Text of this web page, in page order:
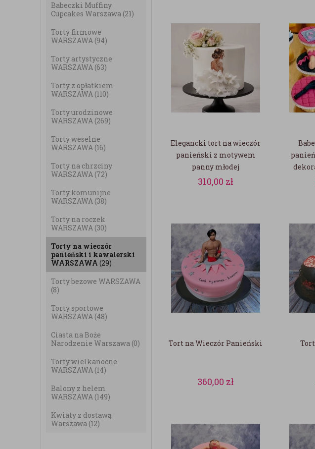
Babeczki Muffiny
Cupcakes Warszawa (21)
Torty firmowe
WARSZAWA (94)
Torty artystyczne
WARSZAWA (63)
Torty z opłatkiem
WARSZAWA (110)
Torty urodzinowe
WARSZAWA (269)
Torty weselne
WARSZAWA (16)
Torty na chrzciny
WARSZAWA (72)
Torty komunijne
WARSZAWA (38)
Torty na roczek
WARSZAWA (30)
Torty na wieczór
panieński i kawalerski
WARSZAWA (29)
Torty bezowe WARSZAWA
(8)
Torty sportowe
WARSZAWA (48)
Ciasta na Boże
Narodzenie Warszawa (0)
Torty wielkanocne
WARSZAWA (14)
Balony z helem
WARSZAWA (149)
Kwiaty z dostawą
Warszawa (12)
Elegancki tort na wieczór
panieński z motywem
panny młodej
310,00 zł
Tort na Wieczór Panieński
360,00 zł